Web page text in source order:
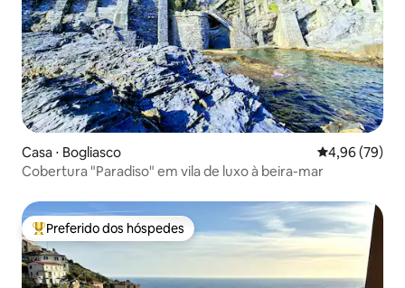
Casa ⋅ Bogliasco 4,96 de uma
4,96 (79)
Cobertura "Paradiso" em vila de luxo à beira-mar
Entre os melhores preferidos dos hóspedes
Preferido dos hóspedes